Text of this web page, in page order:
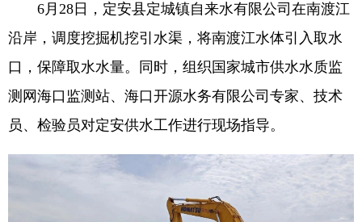
6月28日，定安县定城镇自来水有限公司在南渡江
沿岸，调度挖掘机挖引水渠，将南渡江水体引入取水
口，保障取水水量。同时，组织国家城市供水水质监
测网海口监测站、海口开源水务有限公司专家、技术
员、检验员对定安供水工作进行现场指导。